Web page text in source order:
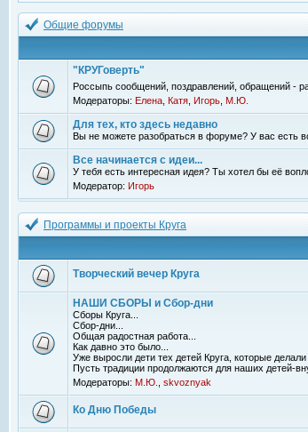
Общие форумы
"КРУГоверть"
Россыпь сообщений, поздравлений, обращений -
Модераторы: Елена Катя Игорь М.Ю.
Для тех, кто здесь недавно
Вы не можете разобраться в форуме? У вас есть
Все начинается с идеи...
У тебя есть интересная идея? Ты хотел бы её
Модератор: Игорь
Программы и проекты Круга
Творческий вечер Круга
НАШИ СБОРЫ и Сбор-дни
Сборы Круга...
Сбор-дни...
Общая радостная работа...
Как давно это было...
Уже выросли дети тех детей Круга, которые
Пусть традиции продолжаются для наших детей-
Модераторы: М.Ю. skvoznyak
Ко Дню Победы